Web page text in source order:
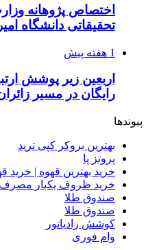
تحقیقاتی دانشگاه
1 هفته پیش
اربعین زیر پوشش
رایگان در مسیر
پیوندها
بهترین بروکر کپی ترید
پروتز پا
خرید بهترین قهوه | خرید
خرید ظروف یکبار مصرف
صندوق طلا
صندوق طلا
کوشش رادیاتور
وام فوری